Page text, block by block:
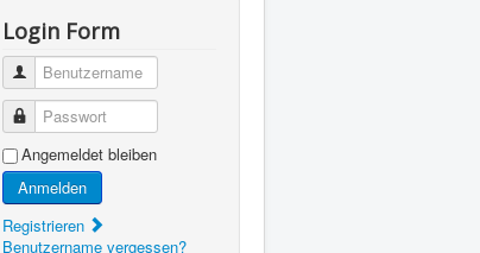
Login Form
Benutzername
Passwort
Angemeldet bleiben
Anmelden
Registrieren
Benutzername vergessen?